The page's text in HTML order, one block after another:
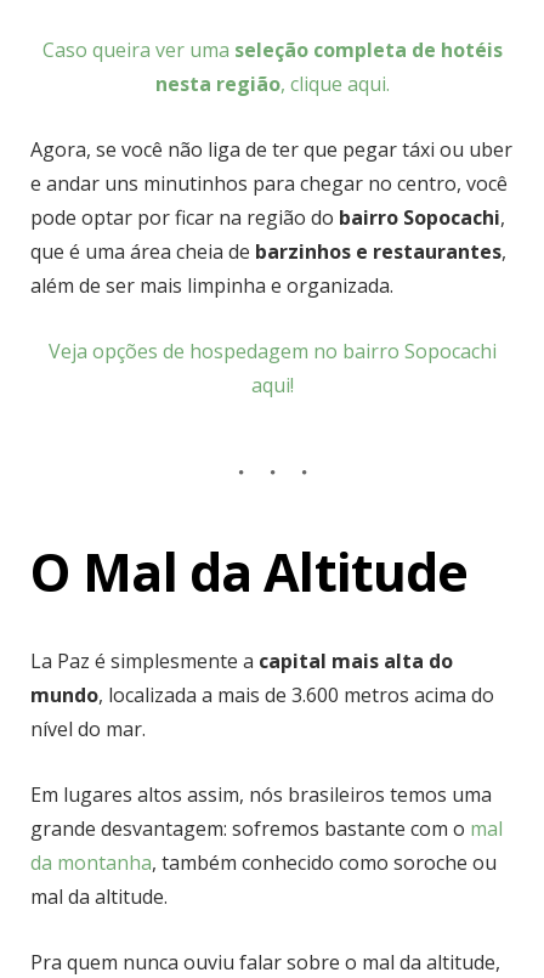
Caso queira ver uma seleção completa de hotéis
nesta região, clique aqui.
Agora, se você não liga de ter que pegar táxi ou uber
e andar uns minutinhos para chegar no centro, você
pode optar por ficar na região do bairro Sopocachi,
que é uma área cheia de barzinhos e restaurantes,
além de ser mais limpinha e organizada.
Veja opções de hospedagem no bairro Sopocachi
aqui!
O Mal da Altitude
La Paz é simplesmente a capital mais alta do
mundo, localizada a mais de 3.600 metros acima do
nível do mar.
Em lugares altos assim, nós brasileiros temos uma
grande desvantagem: sofremos bastante com o mal
da montanha, também conhecido como soroche ou
mal da altitude.
Pra quem nunca ouviu falar sobre o mal da altitude,